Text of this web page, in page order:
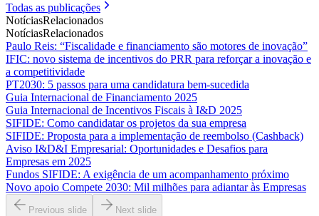
Todas as publicações
NotíciasRelacionados
NotíciasRelacionados
Paulo Reis: “Fiscalidade e financiamento são motores de inovação”
IFIC: novo sistema de incentivos do PRR para reforçar a inovação e
a competitividade
PT2030: 5 passos para uma candidatura bem-sucedida
Guia Internacional de Financiamento 2025
Guia Internacional de Incentivos Fiscais à I&D 2025
SIFIDE: Como candidatar os projetos da sua empresa
SIFIDE: Proposta para a implementação de reembolso (Cashback)
Aviso I&D&I Empresarial: Oportunidades e Desafios para
Empresas em 2025
Fundos SIFIDE: A exigência de um acompanhamento próximo
Novo apoio Compete 2030: Mil milhões para adiantar às Empresas
Previous slide Next slide